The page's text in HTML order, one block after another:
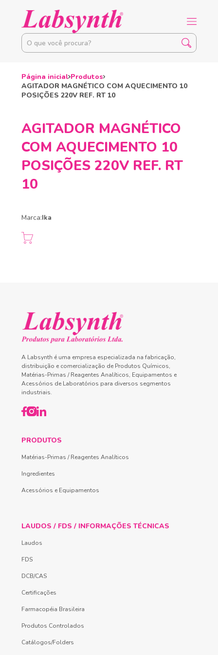
Página inicial Produtos
AGITADOR MAGNÉTICO COM AQUECIMENTO 10
POSIÇÕES 220V REF. RT 10
AGITADOR MAGNÉTICO
COM AQUECIMENTO 10
POSIÇÕES 220V REF. RT
10
Marca:Ika
A Labsynth é uma empresa especializada na fabricação,
distribuição e comercialização de Produtos Químicos,
Matérias-Primas / Reagentes Analíticos, Equipamentos e
Acessórios de Laboratórios para diversos segmentos
industriais.
PRODUTOS
Matérias-Primas / Reagentes Analíticos
Ingredientes
Acessórios e Equipamentos
LAUDOS / FDS / INFORMAÇÕES TÉCNICAS
Laudos
FDS
DCB/CAS
Certificações
Farmacopéia Brasileira
Produtos Controlados
Catálogos/Folders